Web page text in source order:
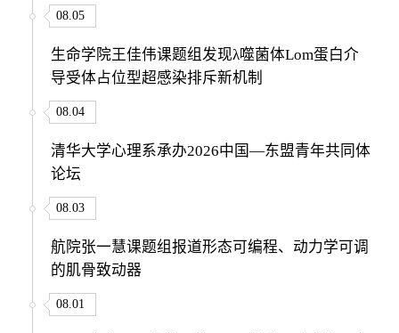
08.05
生命学院王佳伟课题组发现λ噬菌体Lom蛋白介
导受体占位型超感染排斥新机制
08.04
清华大学心理系承办2026中国—东盟青年共同体
论坛
08.03
航院张一慧课题组报道形态可编程、动力学可调
的肌骨致动器
08.01